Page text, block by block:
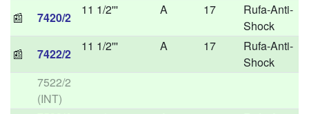
📰 7420/2
11 1/2''' A 17
Rufa-Anti-
Shock
📰 7422/2
11 1/2''' A 17
Rufa-Anti-
Shock
7522/2
(INT)